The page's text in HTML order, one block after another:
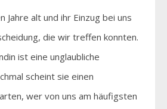
Jahre alt und ihr Einzug bei uns
die wir treffen konnten.
ist eine unglaubliche
scheint sie einen
wer von uns am häufigsten